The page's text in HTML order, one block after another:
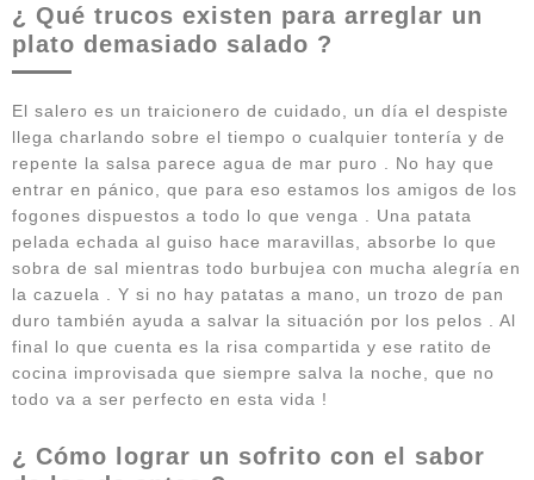
¿ Qué trucos existen para arreglar un
plato demasiado salado ?
El salero es un traicionero de cuidado, un día el despiste
llega charlando sobre el tiempo o cualquier tontería y de
repente la salsa parece agua de mar puro . No hay que
entrar en pánico, que para eso estamos los amigos de los
fogones dispuestos a todo lo que venga . Una patata
pelada echada al guiso hace maravillas, absorbe lo que
sobra de sal mientras todo burbujea con mucha alegría en
la cazuela . Y si no hay patatas a mano, un trozo de pan
duro también ayuda a salvar la situación por los pelos . Al
final lo que cuenta es la risa compartida y ese ratito de
cocina improvisada que siempre salva la noche, que no
todo va a ser perfecto en esta vida !
¿ Cómo lograr un sofrito con el sabor